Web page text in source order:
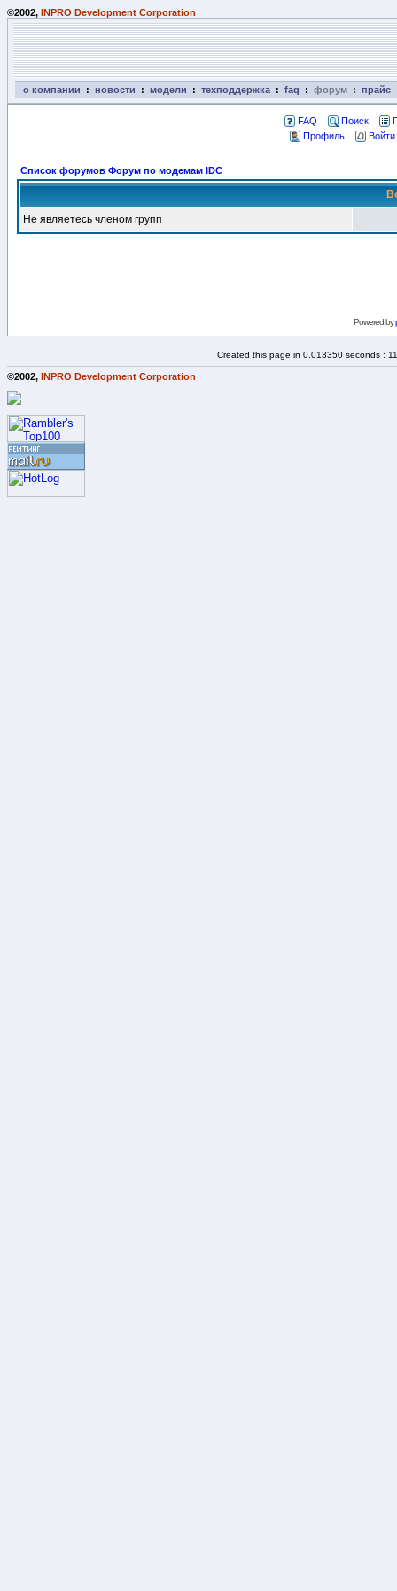
©2002, INPRO Development Corporation
о компании : новости : модели : техподдержка : faq : форум : прайс
FAQ Поиск
Профиль
Список форумов Форум по модемам IDC
Не являетесь членом групп
Powered by
Created this page in 0.013350 seconds :
©2002, INPRO Development Corporation